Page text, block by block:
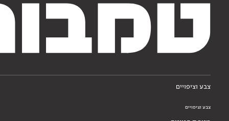
צבע וציפויים
צבע וציפויים